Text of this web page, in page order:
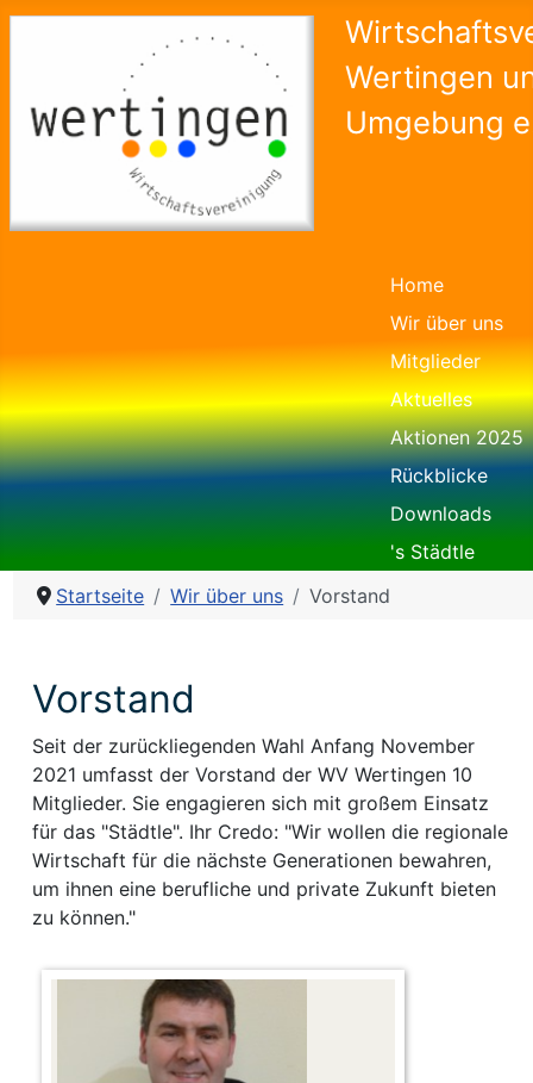
Wertingen
Umgebung
Home
Wir über uns
Mitglieder
Aktuelles
Aktionen 2025
Rückblicke
Downloads
's Städtle
Startseite
Wir über uns Vorstand
Vorstand
Seit der zurückliegenden Wahl Anfang November
2021 umfasst der Vorstand der WV Wertingen 10
Mitglieder. Sie engagieren sich mit großem Einsatz
für das "Städtle". Ihr Credo: "Wir wollen die regionale
Wirtschaft für die nächste Generationen bewahren,
um ihnen eine berufliche und private Zukunft bieten
zu können."